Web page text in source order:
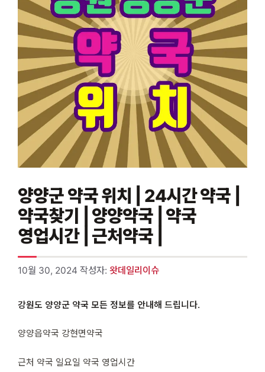
양양군 약국 위치 | 24시간 약국 |
약국찾기 | 양양약국 | 약국
영업시간 | 근처약국 |
10월 30, 2024 작성자: 왓데일리이슈
강원도 양양군 약국 모든 정보를 안내해 드립니다.
양양읍약국 강현면약국
근처 약국 일요일 약국 영업시간